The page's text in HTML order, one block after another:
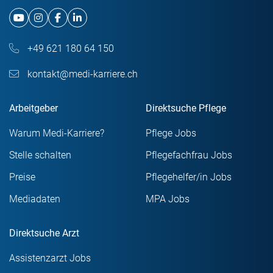
+49 621 180 64 150
kontakt@medi-karriere.ch
Arbeitgeber
Warum Medi-Karriere?
Stelle schalten
Preise
Mediadaten
Direktsuche Pflege
Pflege Jobs
Pflegefachfrau Jobs
Pflegehelfer/in Jobs
MPA Jobs
Direktsuche Arzt
Assistenzarzt Jobs